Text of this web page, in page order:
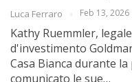
Luca Ferraro Feb 13, 2026
Kathy Ruemmler,
d'investimento
Casa Bianca durante
comunicato le sue…